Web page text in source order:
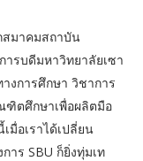
สมาคมสถาบัน
ารบดีมหาวิทยาลัยเซา
งการศึกษา วิชาการ
ตศึกษาเพื่อผลิตมือ
มื่อเราได้เปลี่ยน
าร SBU ก็ยิ่งทุ่มเท